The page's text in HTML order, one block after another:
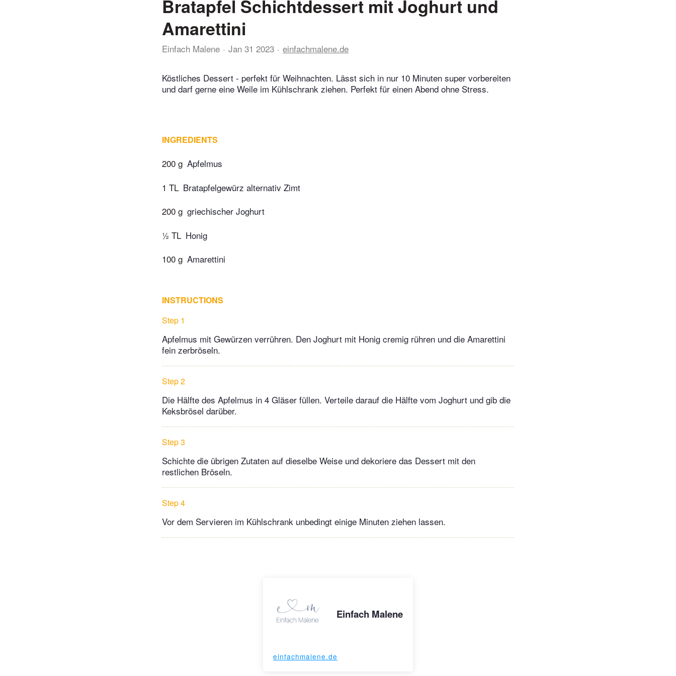
Bratapfel Schichtdessert mit Joghurt und
Amarettini
Einfach Malene Jan 31 2023 einfachmalene.de
Köstliches Dessert - perfekt für Weihnachten. Lässt sich in nur 10 Minuten super vorbereiten
und darf gerne eine Weile im Kühlschrank ziehen. Perfekt für einen Abend ohne Stress.
INGREDIENTS
200 g Apfelmus
1 TL Bratapfelgewürz alternativ Zimt
200 g griechischer Joghurt
½ TL Honig
100 g Amarettini
INSTRUCTIONS
Step 1
Apfelmus mit Gewürzen verrühren. Den Joghurt mit Honig cremig rühren und die Amarettini
fein zerbröseln.
Step 2
Die Hälfte des Apfelmus in 4 Gläser füllen. Verteile darauf die Hälfte vom Joghurt und gib die
Keksbrösel darüber.
Step 3
Schichte die übrigen Zutaten auf dieselbe Weise und dekoriere das Dessert mit den
restlichen Bröseln.
Step 4
Vor dem Servieren im Kühlschrank unbedingt einige Minuten ziehen lassen.
Einfach Malene
einfachmalene.de